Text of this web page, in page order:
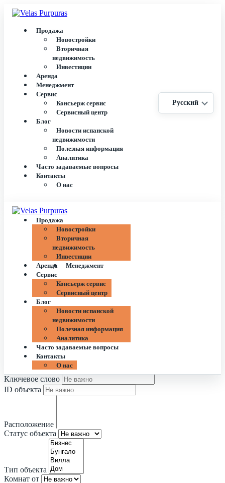
Продажа
Новостройки
Вторичная
недвижимость
Инвестиции
Аренда
Менеджмент
Сервис
Консьерж сервис
Сервисный центр
Блог
Новости испанской
недвижимости
Полезная информация
Аналитика
Часто задаваемые вопросы
Контакты
О нас
Русский
Продажа
Новостройки
Вторичная
недвижимость
Инвестиции
Аренда
Менеджмент
Сервис
Консьерж сервис
Сервисный центр
Блог
Новости испанской
недвижимости
Полезная информация
Аналитика
Часто задаваемые вопросы
Контакты
О нас
Ключевое слово
ID объекта
Расположение
Статус объекта
Тип объекта
Комнат от